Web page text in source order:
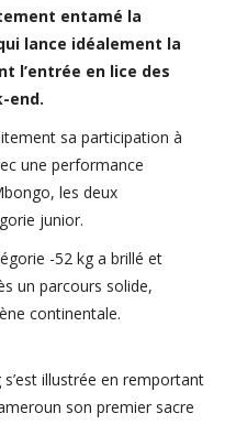
entamé la
lance idéalement la
l’entrée en lice des
end.
sa participation à
une performance
les deux
junior.
-52 kg a brillé et
un parcours solide,
continentale.
illustrée en remportant
son premier sacre